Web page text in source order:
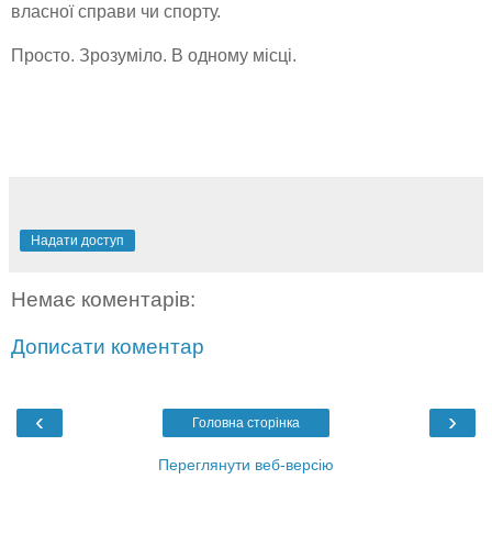
власної справи чи спорту.
Просто. Зрозуміло. В одному місці.
Надати доступ
Немає коментарів:
Дописати коментар
‹ ›
Головна сторінка
Переглянути веб-версію